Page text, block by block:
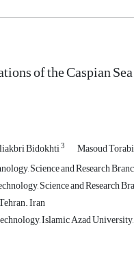
of the Caspian
Bidokhti3 Masoud
Science and Research
Science and Research
Iran
Islamic Azad